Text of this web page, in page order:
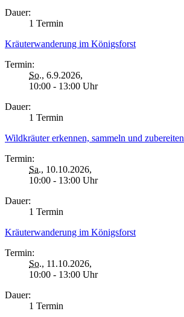
Dauer:
1 Termin
Kräuterwanderung im Königsforst
Termin:
So., 6.9.2026,
10:00 - 13:00 Uhr
Dauer:
1 Termin
Wildkräuter erkennen, sammeln und zubereiten
Termin:
Sa., 10.10.2026,
10:00 - 13:00 Uhr
Dauer:
1 Termin
Kräuterwanderung im Königsforst
Termin:
So., 11.10.2026,
10:00 - 13:00 Uhr
Dauer:
1 Termin